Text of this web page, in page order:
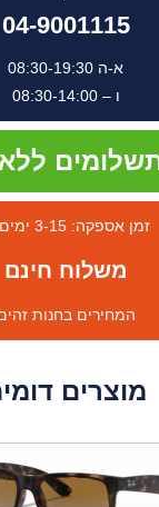
04-9001115
א-ה 08:30-19:30
ו – 08:30-14:00
זמן אספקה: 3-15 ימים
משלוח חינם
המחירים בחנות זהים
מוצרים דומים